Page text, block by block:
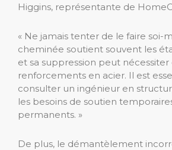
Higgins, représentante de
« Ne jamais tenter de le faire soi-
cheminée soutient souvent les
et sa suppression peut nécessiter
renforcements en acier. Il est
consulter un ingénieur en
les besoins de soutien
permanents. »
De plus, le démantèlement